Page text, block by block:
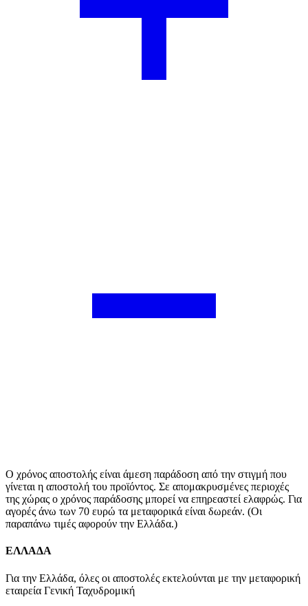
Ο χρόνος αποστολής είναι άμεση παράδοση από την στιγμή που
γίνεται η αποστολή του προϊόντος. Σε απομακρυσμένες περιοχές
της χώρας ο χρόνος παράδοσης μπορεί να επηρεαστεί ελαφρώς. Για
αγορές άνω των 70 ευρώ τα μεταφορικά είναι δωρεάν. (Οι
παραπάνω τιμές αφορούν την Ελλάδα.)
ΕΛΛΑΔΑ
Για την Ελλάδα, όλες οι αποστολές εκτελούνται με την μεταφορική
εταιρεία Γενική Ταχυδρομική